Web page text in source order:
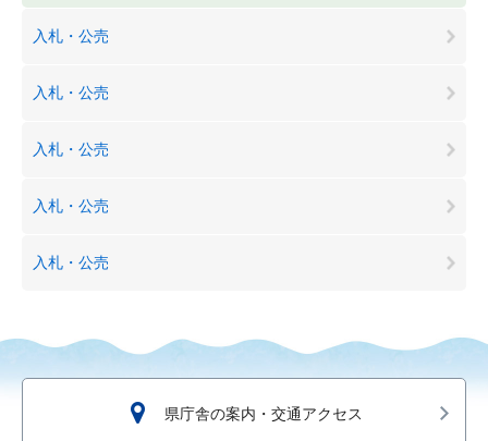
入札・公売
入札・公売
入札・公売
入札・公売
入札・公売
県庁舎の案内・交通アクセス